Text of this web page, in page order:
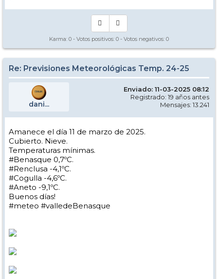
Karma: 0 - Votos positivos: 0 - Votos negativos: 0
Re: Previsiones Meteorológicas Temp. 24-25
dani...
Enviado: 11-03-2025 08:12
Registrado: 19 años antes
Mensajes: 13.241
Amanece el día 11 de marzo de 2025.
Cubierto. Nieve.
Temperaturas mínimas.
#Benasque 0,7ºC.
#Renclusa -4,1ºC.
#Cogulla -4,6ºC.
#Aneto -9,1ºC.
Buenos días!
#meteo #valledeBenasque